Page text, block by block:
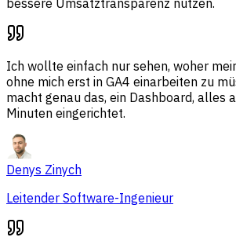
bessere Umsatztransparenz nutzen.
Ich wollte einfach nur sehen, woher
ohne mich erst in GA4 einarbeiten zu
macht genau das, ein Dashboard, alles
Minuten eingerichtet.
Denys Zinych
Leitender Software-Ingenieur